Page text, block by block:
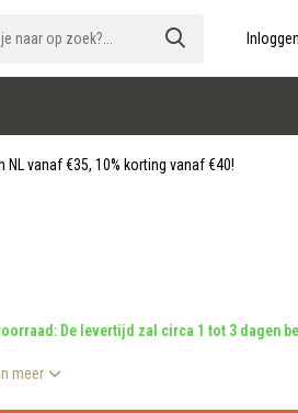
Inloggen
vanaf €35, 10% korting vanaf €40!
De levertijd zal circa 1 tot 3 dagen
meer